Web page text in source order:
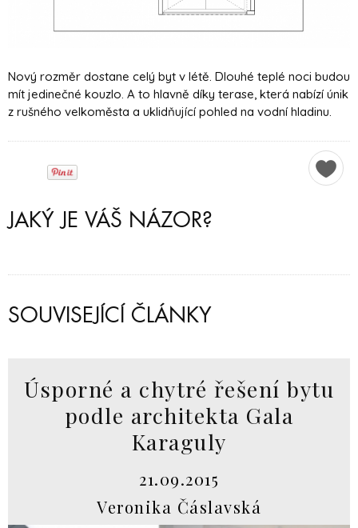
Nový rozměr dostane celý byt v létě. Dlouhé teplé noci budou
mít jedinečné kouzlo. A to hlavně díky terase, která nabízí únik
z rušného velkoměsta a uklidňující pohled na vodní hladinu.
JAKÝ JE VÁŠ NÁZOR?
SOUVISEJÍCÍ ČLÁNKY
Úsporné a chytré řešení bytu
podle architekta Gala
Karaguly
21.09.2015
Veronika Čáslavská